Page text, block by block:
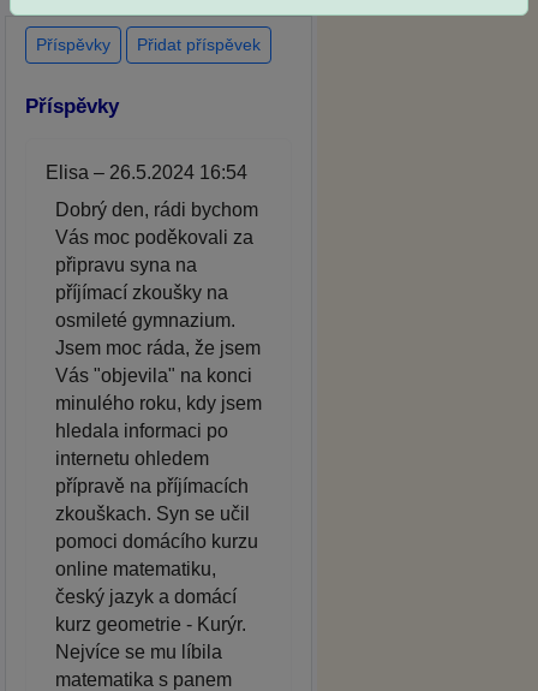
Příspěvky Přidat příspěvek
Příspěvky
Elisa – 26.5.2024 16:54
Dobrý den, rádi bychom
Vás moc poděkovali za
připravu syna na
příjímací zkoušky na
osmileté gymnazium.
Jsem moc ráda, že jsem
Vás "objevila" na konci
minulého roku, kdy jsem
hledala informaci po
internetu ohledem
přípravě na příjímacích
zkouškach. Syn se učil
pomoci domácího kurzu
online matematiku,
český jazyk a domácí
kurz geometrie - Kurýr.
Nejvíce se mu líbila
matematika s panem